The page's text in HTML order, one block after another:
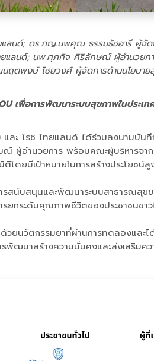
ลนด์; ดร.ภญ.นพคุณ ธรรมธัชอารี ผู้
แลนด์; นพ.ศุภกิจ ศิริลักษณ์ ผู้อำนวย
ฤตพงษ์ ไชยวงศ์ ผู้จัดการด้านนโยบาย
เพื่อการพัฒนาระบบสุขภาพในประเ
ะ โรช ไทยแลนด์ ได้ร่วมลงนามบัน
ณ์ ผู้อำนวยการ พร้อมคณะผู้บริหาร
ยมีเป้าหมายในการสร้างประโยชน์สู
นับสนุนและพัฒนาระบบสาธารณสุข
ยกระดับคุณภาพชีวิตของประชาชนช
ยนวัตกรรมยาที่ผ่านการทดลองแล
รพัฒนาสร้างความมั่นคงและส่งเสริ